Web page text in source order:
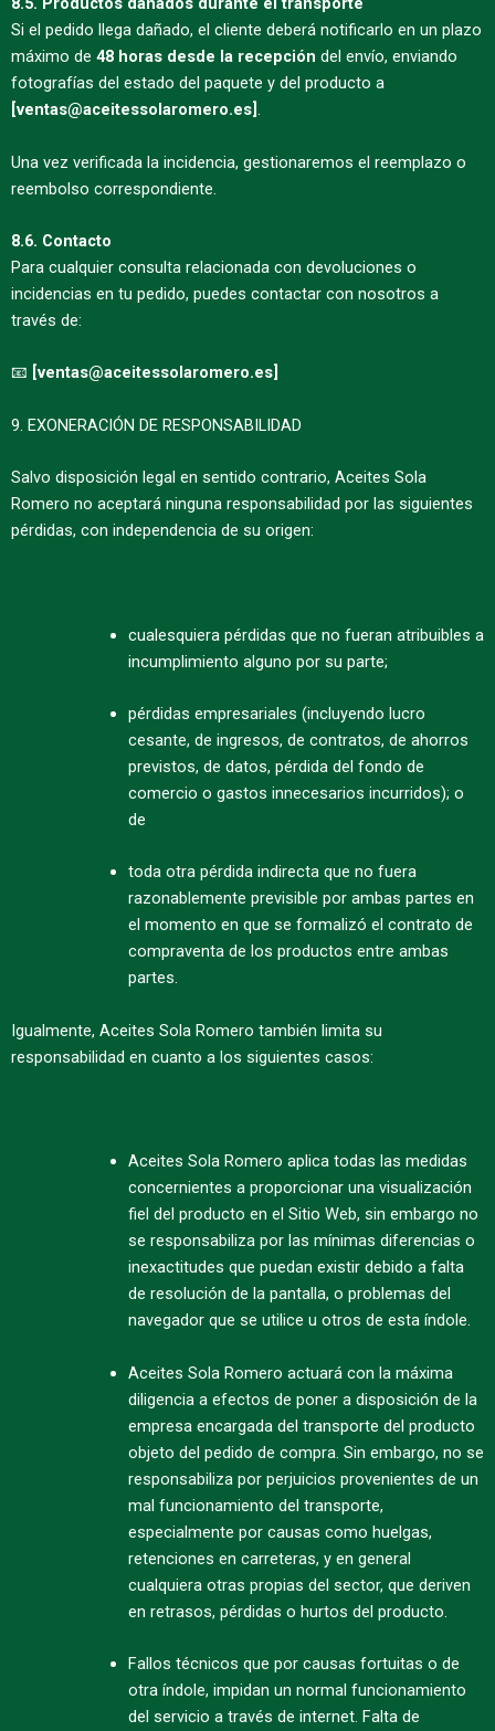
Si el pedido llega dañado, el cliente deberá notificarlo en un plazo
máximo de 48 horas desde la recepción del envío, enviando
fotografías del estado del paquete y del producto a
[ventas@aceitessolaromero.es].
Una vez verificada la incidencia, gestionaremos el reemplazo o
reembolso correspondiente.
8.6. Contacto
Para cualquier consulta relacionada con devoluciones o
incidencias en tu pedido, puedes contactar con nosotros a
través de:
📧 [ventas@aceitessolaromero.es]
9. EXONERACIÓN DE RESPONSABILIDAD
Salvo disposición legal en sentido contrario, Aceites Sola
Romero no aceptará ninguna responsabilidad por las siguientes
pérdidas, con independencia de su origen:
cualesquiera pérdidas que no fueran atribuibles a
incumplimiento alguno por su parte;
pérdidas empresariales (incluyendo lucro
cesante, de ingresos, de contratos, de ahorros
previstos, de datos, pérdida del fondo de
comercio o gastos innecesarios incurridos); o
de
toda otra pérdida indirecta que no fuera
razonablemente previsible por ambas partes en
el momento en que se formalizó el contrato de
compraventa de los productos entre ambas
partes.
Igualmente, Aceites Sola Romero también limita su
responsabilidad en cuanto a los siguientes casos:
Aceites Sola Romero aplica todas las medidas
concernientes a proporcionar una visualización
fiel del producto en el Sitio Web, sin embargo no
se responsabiliza por las mínimas diferencias o
inexactitudes que puedan existir debido a falta
de resolución de la pantalla, o problemas del
navegador que se utilice u otros de esta índole.
Aceites Sola Romero actuará con la máxima
diligencia a efectos de poner a disposición de la
empresa encargada del transporte del producto
objeto del pedido de compra. Sin embargo, no se
responsabiliza por perjuicios provenientes de un
mal funcionamiento del transporte,
especialmente por causas como huelgas,
retenciones en carreteras, y en general
cualquiera otras propias del sector, que deriven
en retrasos, pérdidas o hurtos del producto.
Fallos técnicos que por causas fortuitas o de
otra índole, impidan un normal funcionamiento
del servicio a través de internet. Falta de